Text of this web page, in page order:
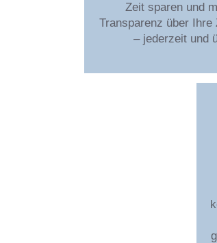
Zeit sparen und
Transparenz über Ihre
– jederzeit und